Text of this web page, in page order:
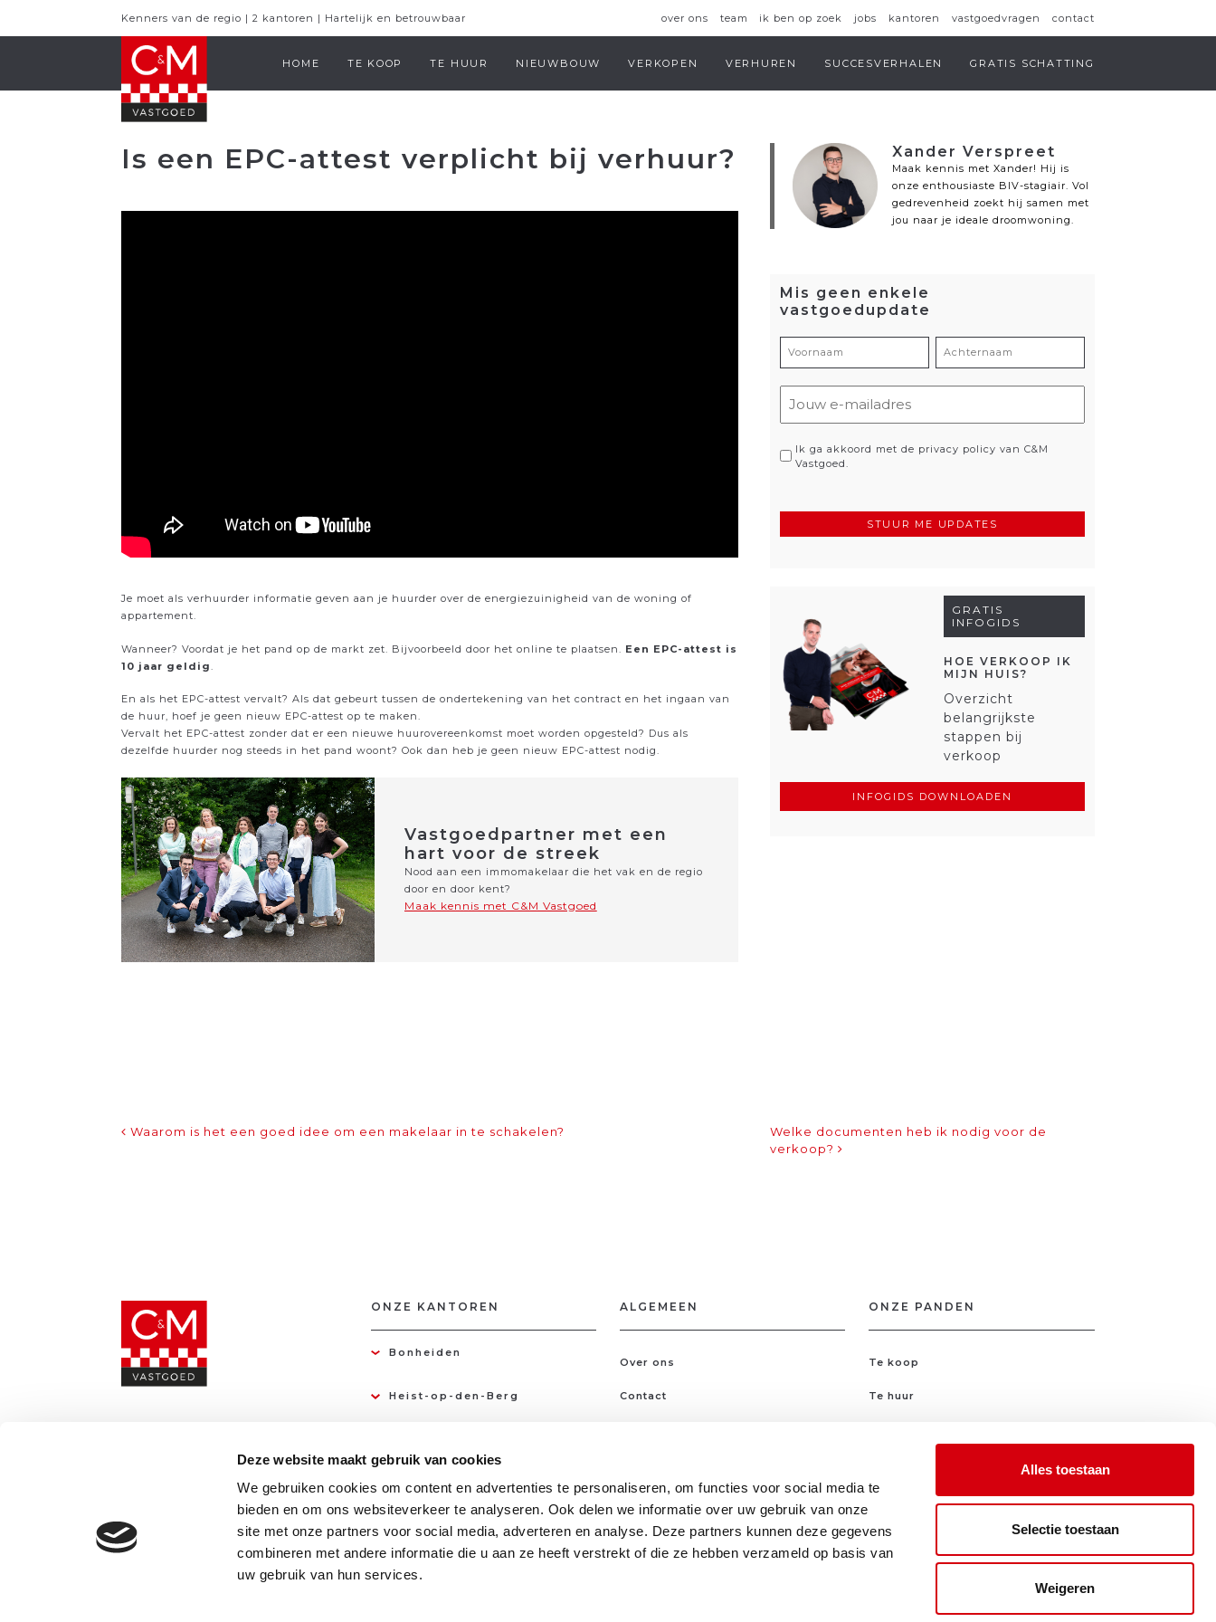
Deze website maakt gebruik van cookies
We gebruiken cookies om content en advertenties te personaliseren, om functies voor social media te
bieden en om ons websiteverkeer te analyseren. Ook delen we informatie over uw gebruik van onze
site met onze partners voor social media, adverteren en analyse. Deze partners kunnen deze gegevens
combineren met andere informatie die u aan ze heeft verstrekt of die ze hebben verzameld op basis van
uw gebruik van hun services.
Alles toestaan
Selectie toestaan
Weigeren
Kenners van de regio | 2 kantoren | Hartelijk en betrouwbaar over ons team ik ben op zoek jobs kantoren vastgoedvragen contact
HOME TE KOOP TE HUUR NIEUWBOUW VERKOPEN VERHUREN SUCCESVERHALEN GRATIS SCHATTING
Is een EPC-attest verplicht bij verhuur?
Je moet als verhuurder informatie geven aan je huurder over de energiezuinigheid van de woning of
appartement.
Wanneer? Voordat je het pand op de markt zet. Bijvoorbeeld door het online te plaatsen. Een EPC-attest is
10 jaar geldig
En als het EPC-attest vervalt? Als dat gebeurt tussen de ondertekening van het contract en het ingaan van
de huur, hoef je geen nieuw EPC-attest op te maken.
Vervalt het EPC-attest zonder dat er een nieuwe huurovereenkomst moet worden opgesteld? Dus als
dezelfde huurder nog steeds in het pand woont? Ook dan heb je geen nieuw EPC-attest nodig.
Vastgoedpartner met een
hart voor de streek
Nood aan een immomakelaar die het vak en de regio
door en door kent?
Maak kennis met C&M Vastgoed
Bericht Navigatie
Waarom is het een goed idee om een makelaar in te schakelen?
Welke documenten heb ik nodig voor de
verkoop?
Xander Verspreet
Maak kennis met Xander! Hij is
onze enthousiaste BIV-stagiair. Vol
gedrevenheid zoekt hij samen met
jou naar je ideale droomwoning.
Mis geen enkele
vastgoedupdate
Voornaam
(Vereist)
Achternaam
(Vereist)
E-
Privacy
(Vereist)
Ik ga akkoord met de privacy policy van C&M
Vastgoed.
GRATIS
INFOGIDS
HOE VERKOOP IK
MIJN HUIS?
Overzicht
belangrijkste
stappen bij
verkoop
INFOGIDS DOWNLOADEN
ONZE KANTOREN
Bonheiden
Heist-op-den-Berg
ALGEMEEN
Over ons
Contact
Ik ben op zoek
Jobs
ONZE PANDEN
Te koop
Te huur
VOLG ONS OP